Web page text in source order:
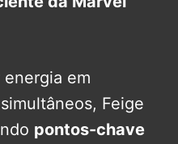
em
Feige
pontos-chave